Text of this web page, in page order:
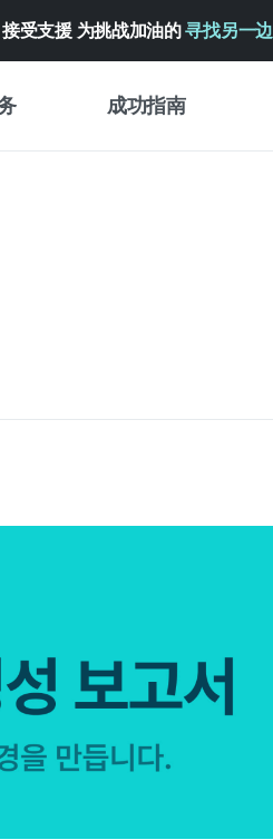
接受支援 为挑战加油的寻找另一边
成功指南